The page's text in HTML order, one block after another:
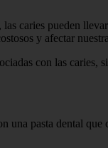
caries pueden
y afectar
con las caries,
una pasta dental